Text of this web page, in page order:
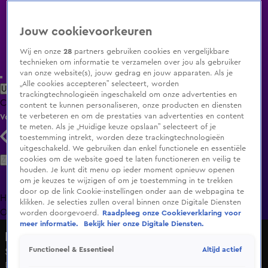
Uitzending Gemist Populaire programma's Zenders Genres
ClipsFilmsRadioSmart TV inlogShop
Volg KIJK
Zoeken
HomeUitzending Gemist Programma's De Bondgenoten
OranjezomerLivestreamsShop
Seizoen 1, aflevering 12
Di 10 mrt, 05:00
Jouw cookievoorkeuren
Wij en onze28 partners gebruiken cookies en vergelijkbare
technieken om informatie te verzamelen over jou als gebruiker
van onze website(s), jouw gedrag en jouw apparaten. Als je
„Alle cookies accepteren” selecteert, worden
trackingtechnologieën ingeschakeld om onze advertenties en
content te kunnen personaliseren, onze producten en diensten
te verbeteren en om de prestaties van advertenties en content
te meten. Als je „Huidige keuze opslaan” selecteert of je
toestemming intrekt, worden deze trackingtechnologieën
uitgeschakeld. We gebruiken dan enkel functionele en essentiële
cookies om de website goed te laten functioneren en veilig te
houden. Je kunt dit menu op ieder moment opnieuw openen
om je keuzes te wijzigen of om je toestemming in te trekken
door op de link Cookie-instellingen onder aan de webpagina te
klikken. Je selecties zullen overal binnen onze Digitale Diensten
worden doorgevoerd.
Raadpleeg onze Cookieverklaring voor
meer informatie.
Bekijk hier onze Digitale Diensten.
Functioneel & Essentieel Altijd actief